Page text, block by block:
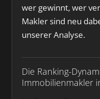
wer gewinnt, wer
Makler sind neu
unserer Analyse.
Die Ranking-
Immobilienmakler